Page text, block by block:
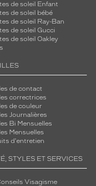
de soleil Enfant
de soleil bébé
de soleil Ray-Ban
de soleil Gucci
de soleil Oakley
de contact
correctrices
de couleur
Journalières
Bi Mensuelles
Mensuelles
d'entretien
STYLES ET SERVICES
Visagisme